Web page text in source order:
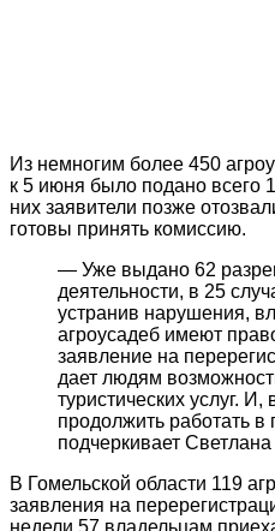
Из немногим более 450
к 5 июня было подано всего
них заявители позже
готовы принять комиссию.
— Уже выдано 62
деятельности, в 25
устранив нарушения,
агроусадеб имеют
заявление на
дает людям
туристических услуг.
продолжить работать
подчеркивает
В Гомельской области 119
заявления на
недели 57 владельцам